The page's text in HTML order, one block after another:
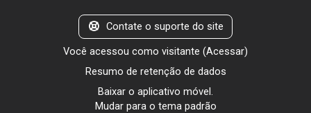
Contate o suporte do site
Você acessou como visitante (Acessar)
Resumo de retenção de dados
Baixar o aplicativo móvel.
Mudar para o tema padrão